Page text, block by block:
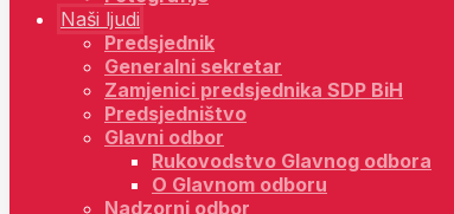
Naši ljudi
Predsjednik
Generalni sekretar
Zamjenici predsjednika SDP BiH
Predsjedništvo
Glavni odbor
Rukovodstvo Glavnog odbora
O Glavnom odboru
Nadzorni odbor